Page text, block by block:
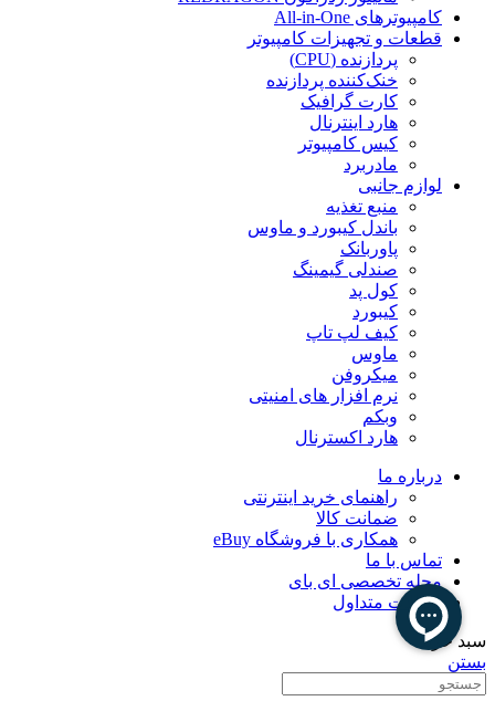
کامپیوترهای All-in-One
قطعات و تجهیزات کامپیوتر
پردازنده (CPU)
خنک‌کننده پردازنده
کارت گرافیک
هارد اینترنال
کیس کامپیوتر
مادربرد
لوازم جانبی
منبع تغذیه
باندل کیبورد و ماوس
پاوربانک
صندلی گیمینگ
کول پد
کیبورد
کیف لپ تاپ
ماوس
میکروفن
نرم افزار های امنیتی
وبکم
هارد اکسترنال
درباره ما
راهنمای خرید اینترنتی
ضمانت کالا
همکاری با فروشگاه eBuy
تماس با ما
مجله تخصصی ای‌ بای
سوالات متداول
سبد خرید
بستن